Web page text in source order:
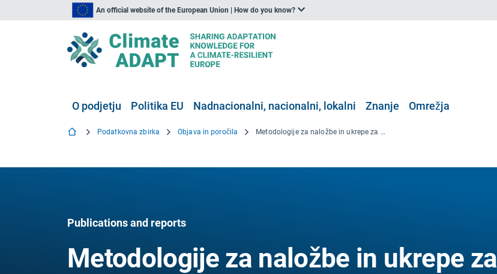
An official website of the European Union | How do you know?
O podjetju Politika EU Nadnacionalni, nacionalni, lokalni Znanje Omrežja
Podatkovna zbirka Objava in poročila Metodologije za naložbe in ukrepe za krepitev podnebne odpornosti v okviru kohezijske in regionalne politike ter skupne kmetijske politike – končno poročilo
Publications and reports
Metodologije za naložbe in ukrepe za